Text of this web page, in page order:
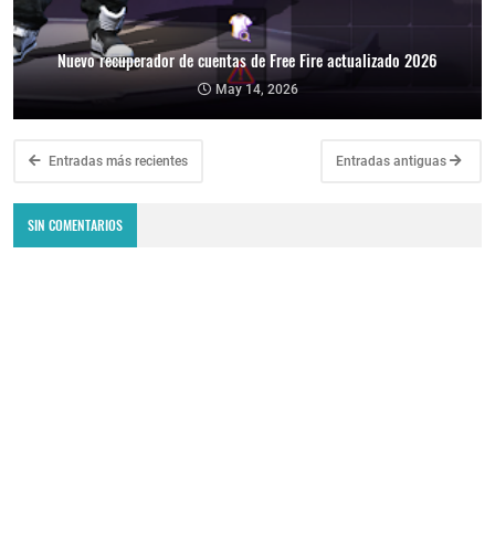
Nuevo recuperador de cuentas de Free Fire actualizado 2026
May 14, 2026
Entradas más recientes Entradas antiguas
SIN COMENTARIOS